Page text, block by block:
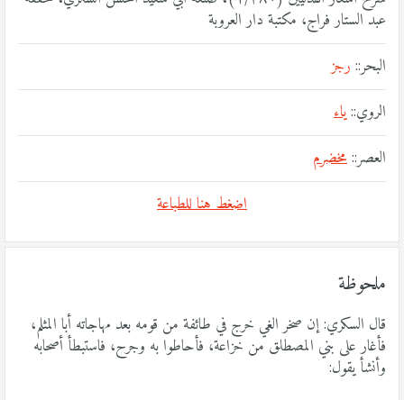
عبد الستار فراج، مكتبة دار العروبة
البحر:: رجز
الروي::ياء
العصر::مخضرم
اضغط هنا للطباعة
ملحوظة
قال السكري: إن صخر الغي خرج في طائفة من قومه بعد مهاجاته أبا المثلم،
فأغار على بني المصطلق من خزاعة، فأحاطوا به وجرح، فاستبطأ أصحابه
وأنشأ يقول: